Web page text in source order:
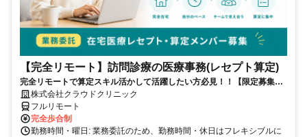
【完全リモート】訪問診療の医療事務(レセプト算定)
完全リモートで算定スキル活かして活躍したい方必見！！【限定募集】
完全リモート｜在宅医療レセプト算定（成果報酬型／業務委託）
株式会社クラウドクリニック
フルリモート
完全歩合制
勤務時間・曜日: 業務委託のため、勤務時間・休日はフレキシブルに